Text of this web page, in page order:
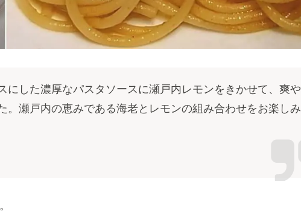
にした濃厚なパスタソースに瀬戸内レモンをきかせて、爽や
。瀬戸内の恵みである海老とレモンの組み合わせをお楽しみ